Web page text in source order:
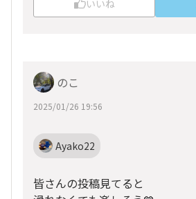
いいね
のこ
2025/01/26 19:56
Ayako22
皆さんの投稿見てると